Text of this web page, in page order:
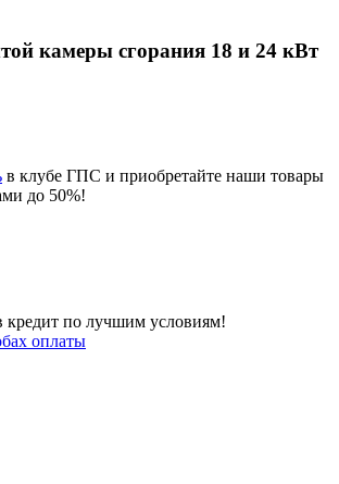
камеры сгорания 18 и 24 кВт
в клубе ГПС и приобретайте наши товары
до 50%!
кредит по лучшим условиям!
оплаты